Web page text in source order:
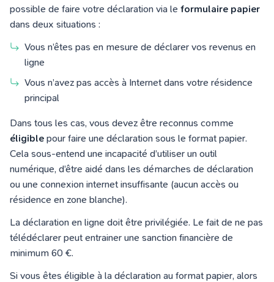
possible de faire votre déclaration via le formulaire papier
dans deux situations :
Vous n’êtes pas en mesure de déclarer vos revenus en
ligne
Vous n’avez pas accès à Internet dans votre résidence
principal
Dans tous les cas, vous devez être reconnus comme
éligible pour faire une déclaration sous le format papier.
Cela sous-entend une incapacité d’utiliser un outil
numérique, d’être aidé dans les démarches de déclaration
ou une connexion internet insuffisante (aucun accès ou
résidence en zone blanche).
La déclaration en ligne doit être privilégiée. Le fait de ne pas
télédéclarer peut entrainer une sanction financière de
minimum 60 €.
Si vous êtes éligible à la déclaration au format papier, alors